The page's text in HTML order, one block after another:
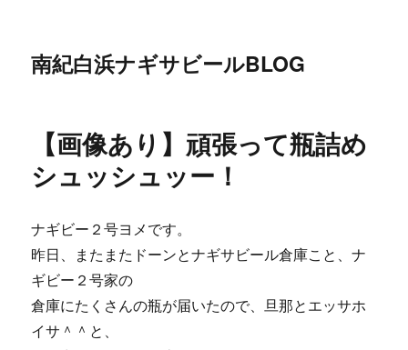
南紀白浜ナギサビールBLOG
【画像あり】頑張って瓶詰め
シュッシュッー！
ナギビー２号ヨメです。
昨日、またまたドーンとナギサビール倉庫こと、ナ
ギビー２号家の
倉庫にたくさんの瓶が届いたので、旦那とエッサホ
イサ＾＾と、